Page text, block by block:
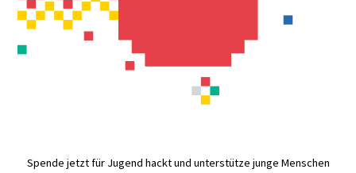
Spende jetzt für Jugend hackt und unterstütze junge Menschen